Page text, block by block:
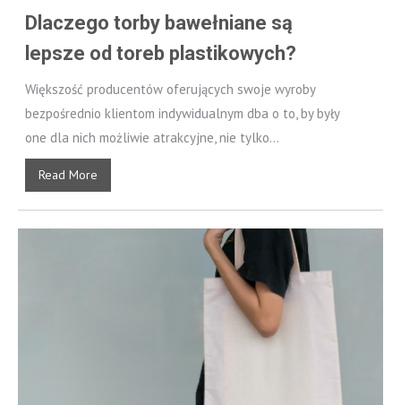
Dlaczego torby bawełniane są
lepsze od toreb plastikowych?
Większość producentów oferujących swoje wyroby
bezpośrednio klientom indywidualnym dba o to, by były
one dla nich możliwie atrakcyjne, nie tylko...
Read More